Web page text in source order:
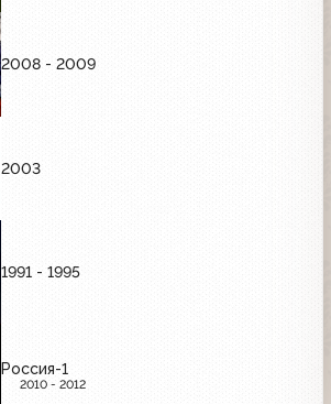
2008 - 2009
2003
1991 - 1995
Россия-1
2010 - 2012